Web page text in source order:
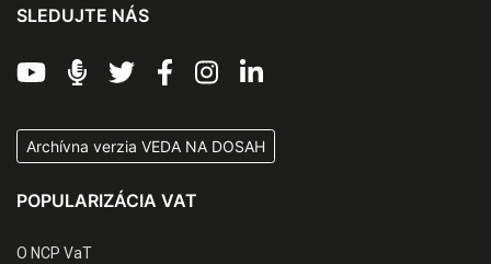
SLEDUJTE NÁS
Archívna verzia VEDA NA DOSAH
POPULARIZÁCIA VAT
O NCP VaT